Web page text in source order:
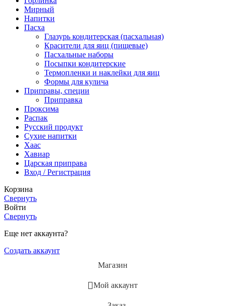
Мирный
Напитки
Пасха
Глазурь кондитерская (пасхальная)
Красители для яиц (пищевые)
Пасхальные наборы
Посыпки кондитерские
Термопленки и наклейки для яиц
Формы для кулича
Приправы, специи
Приправка
Проксима
Распак
Русский продукт
Сухие напитки
Хаас
Хавиар
Царская приправа
Вход / Регистрация
Корзина
Свернуть
Войти
Свернуть
Еще нет аккаунта?
Создать аккаунт
Магазин
Мой аккаунт